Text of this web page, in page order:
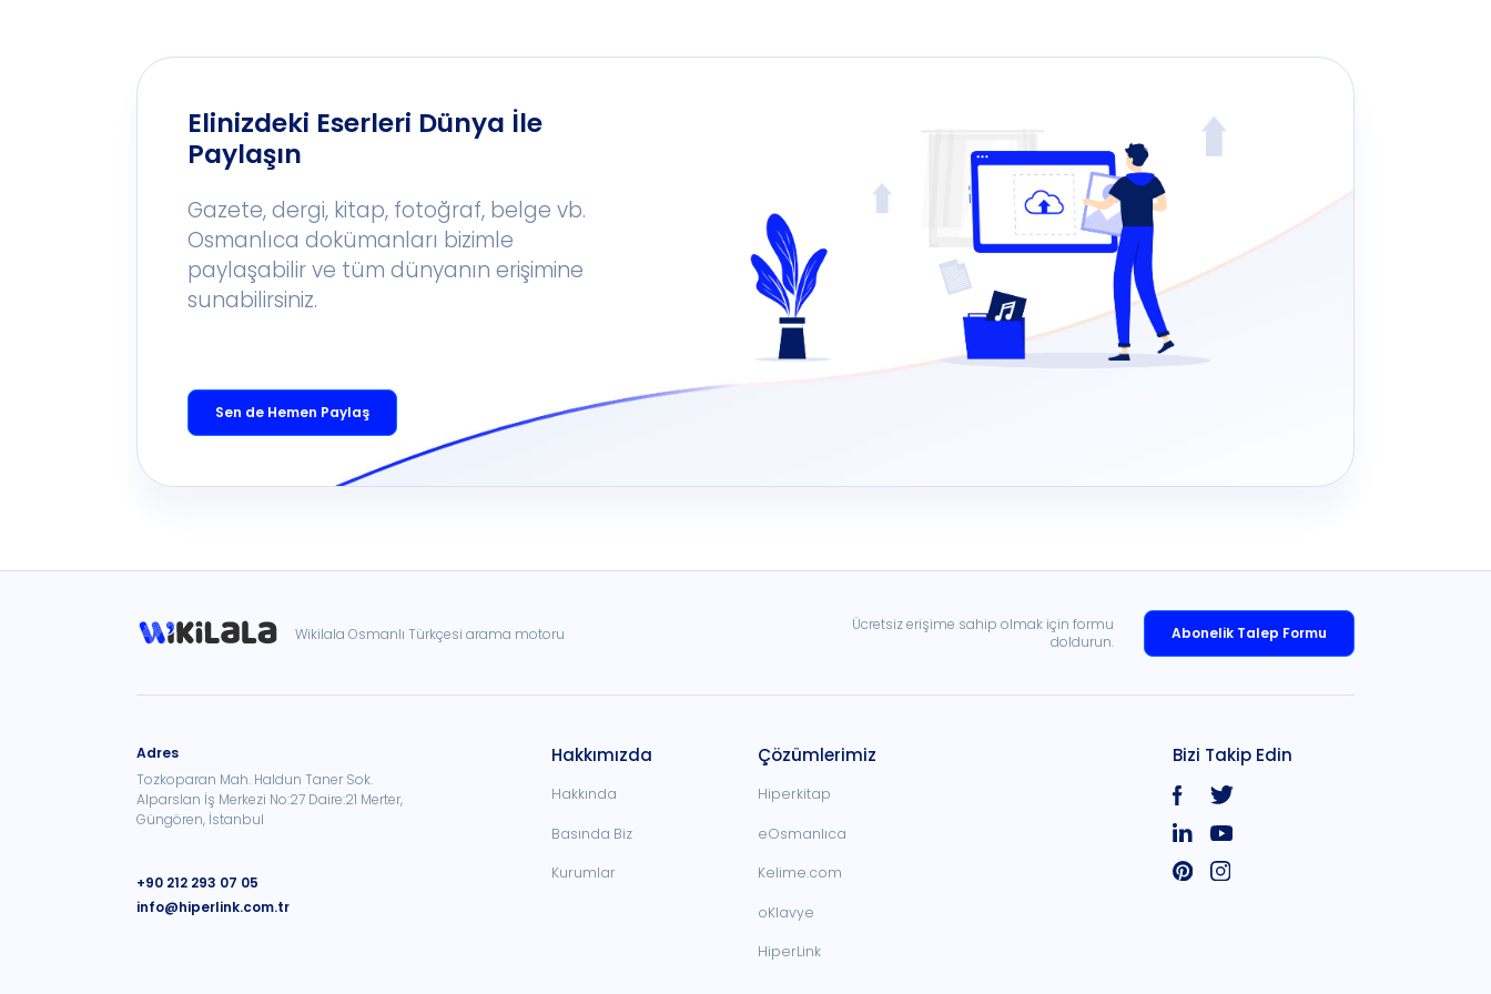
Elinizdeki Eserleri Dünya İle
Paylaşın
Gazete, dergi, kitap, fotoğraf, belge vb.
Osmanlıca dokümanları bizimle
paylaşabilir ve tüm dünyanın erişimine
sunabilirsiniz.
Sen de Hemen Paylaş
Wikilala Osmanlı Türkçesi arama motoru
Ücretsiz erişime sahip olmak için formu
doldurun.
Abonelik Talep Formu
Adres
Tozkoparan Mah. Haldun Taner Sok.
Alparslan İş Merkezi No:27 Daire:21 Merter,
Güngören, İstanbul
+90 212 293 07 05
info@hiperlink.com.tr
Hakkımızda
Hakkında
Basında Biz
Kurumlar
Çözümlerimiz
Hiperkitap
eOsmanlıca
Kelime.com
oKlavye
HiperLink
Bizi Takip Edin